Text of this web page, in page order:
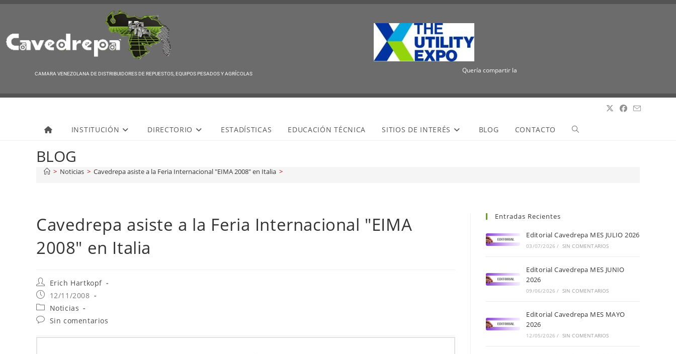
CAMARA VENEZOLANA DE DISTRIBUIDORES DE REPUESTOS, EQUIPOS PESADOS Y AGRÍCOLAS Quería compartir la emocionante noticia de que ICUEE tiene un nuevo
INSTITUCIÓN DIRECTORIO ESTADÍSTICAS EDUCACIÓN TÉCNICA SITIOS DE INTERÉS BLOG CONTACTO
BLOG
> Noticias > Cavedrepa asiste a la Feria Internacional "EIMA 2008" en Italia >
Cavedrepa asiste a la Feria Internacional "EIMA
2008" en Italia
Erich Hartkopf
12/11/2008
Noticias
Sin comentarios
Entradas Recientes
Editorial Cavedrepa MES JULIO 2026
03/07/2026 / SIN COMENTARIOS
Editorial Cavedrepa MES JUNIO
2026
09/06/2026 / SIN COMENTARIOS
Editorial Cavedrepa MES MAYO
2026
12/05/2026 / SIN COMENTARIOS